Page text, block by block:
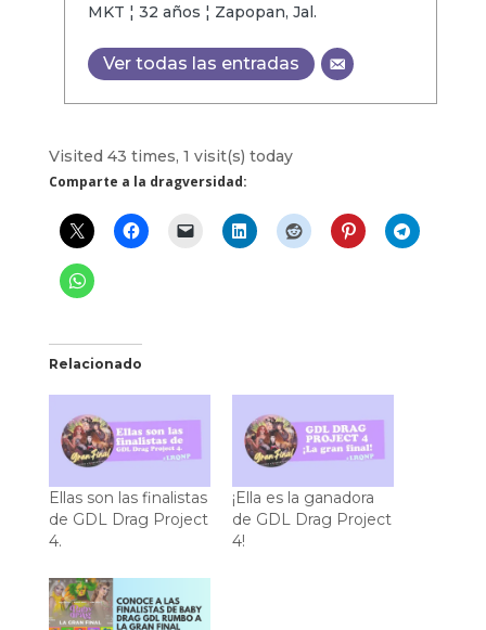
MKT ¦ 32 años ¦ Zapopan, Jal.
Ver todas las entradas
Visited 43 times, 1 visit(s) today
Comparte a la dragversidad:
Relacionado
Ellas son las finalistas
de GDL Drag Project
4.
¡Ella es la ganadora
de GDL Drag Project
4!